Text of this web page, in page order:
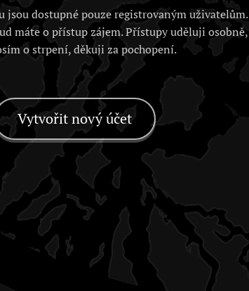
jsou dostupné pouze registrovaným uživatelům.
máte o přístup zájem. Přístupy uděluji osobně,
o strpení, děkuji za pochopení.
Vytvořit nový účet